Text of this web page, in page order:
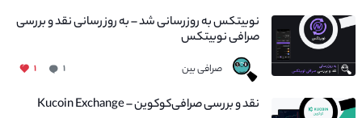
نوبیتکس به روزرسانی شد – به روز رسانی نقد و بررسی
صرافی نوبیتکس
صرافی بین ۱ ۱
نقد و بررسی صرافی‌کوکوین – Kucoin Exchange